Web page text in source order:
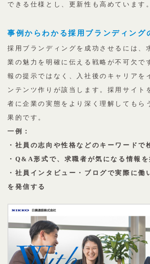
できる仕様とし、更新性も高めています。
事例からわかる採用ブランディング
採用ブランディングを成功させるには、
業の魅力を明確に伝える戦略が不可欠で
報の提示ではなく、入社後のキャリアを
ンテンツ作りが該当します。採用サイト
者に企業の実態をより深く理解してもら
果的です。
一例：
・社員の志向や性格などのキーワードで
・Q&A形式で、求職者が気になる情報を
・社員インタビュー・ブログで実際に働
を発信する